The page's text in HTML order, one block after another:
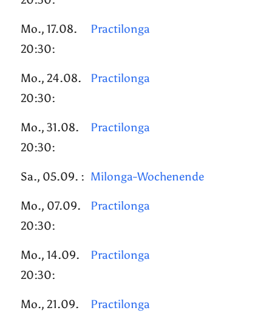
Mo., 17.08.
20:30:
Practilonga
Mo., 24.08.
20:30:
Practilonga
Mo., 31.08.
20:30:
Practilonga
Sa., 05.09. : Milonga-Wochenende
Mo., 07.09.
20:30:
Practilonga
Mo., 14.09.
20:30:
Practilonga
Mo., 21.09.
Practilonga